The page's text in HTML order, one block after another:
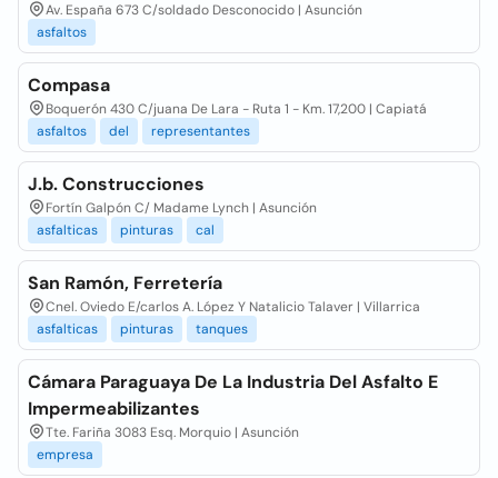
Av. España 673 C/soldado Desconocido | Asunción
asfaltos
Compasa
Boquerón 430 C/juana De Lara - Ruta 1 - Km. 17,200 | Capiatá
asfaltos
del representantes
J.b. Construcciones
Fortín Galpón C/ Madame Lynch | Asunción
asfalticas
pinturas cal
San Ramón, Ferretería
Cnel. Oviedo E/carlos A. López Y Natalicio Talaver | Villarrica
asfalticas
pinturas tanques
Cámara Paraguaya De La Industria Del Asfalto E
Impermeabilizantes
Tte. Fariña 3083 Esq. Morquio | Asunción
empresa